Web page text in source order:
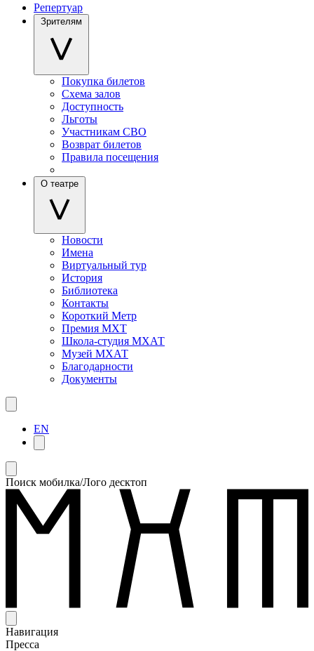
Репертуар
Зрителям
Покупка билетов
Схема залов
Доступность
Льготы
Участникам СВО
Возврат билетов
Правила посещения
О театре
Новости
Имена
Виртуальный тур
История
Библиотека
Контакты
Короткий Метр
Премия МХТ
Школа-студия МХАТ
Музей МХАТ
Благодарности
Документы
EN
Поиск мобилка/Лого десктоп
Навигация
Пресса